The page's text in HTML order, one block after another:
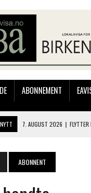
ABONNEMENT
7. AUGUST 2026 |
2026 | SOMMERÅPENT MED NY
2026
ELIAS HAR REGELRETT
ABONNENT